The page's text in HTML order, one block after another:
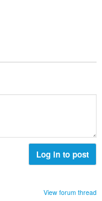
Log in to post
View forum thread